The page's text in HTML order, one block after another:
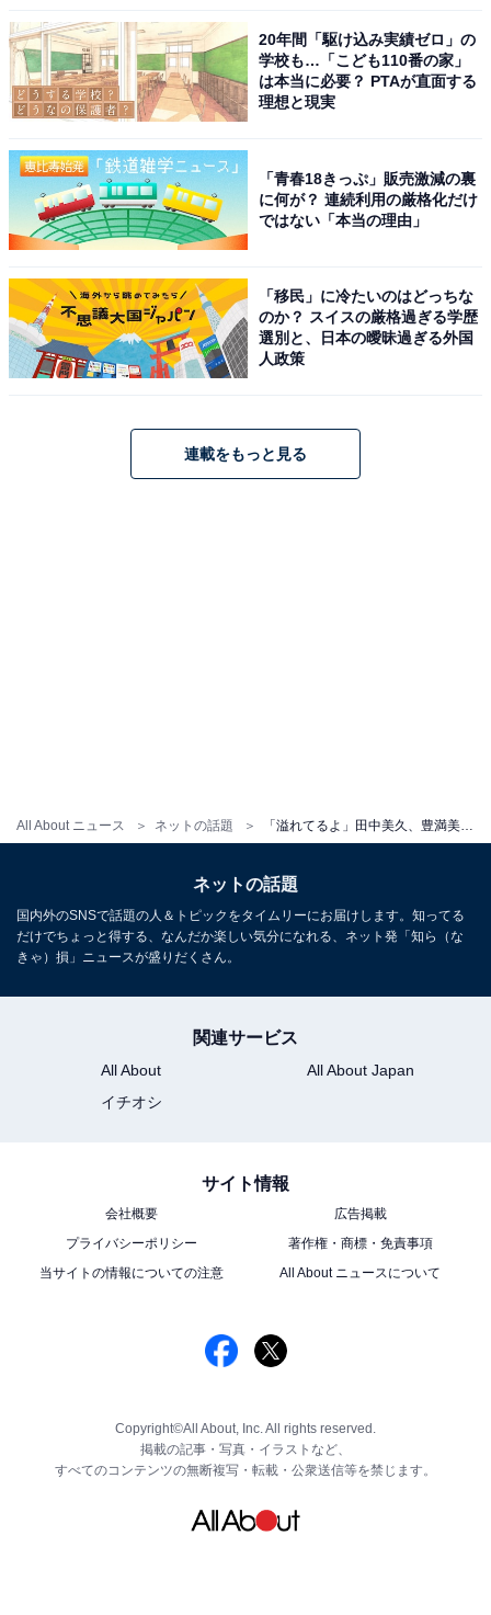
All About ニュース ネットの話題
20年間「駆け込み実績ゼロ」の
学校も…「こども110番の家」
は本当に必要？ PTAが直面する
理想と現実
「青春18きっぷ」販売激減の裏
に何が？ 連続利用の厳格化だけ
ではない「本当の理由」
「移民」に冷たいのはどっちな
のか？ スイスの厳格過ぎる学歴
選別と、日本の曖昧過ぎる外国
人政策
連載をもっと見る
ネットの話題
国内外のSNSで話題の人＆トピックをタイムリーにお届けします。知ってる
だけでちょっと得する、なんだか楽しい気分になれる、ネット発「知ら（な
きゃ）損」ニュースが盛りだくさん。
関連サービス
All About
All About Japan
イチオシ
サイト情報
会社概要
広告掲載
プライバシーポリシー
著作権・商標・免責事項
当サイトの情報についての注意
All About ニュースについて
Copyright©All About, Inc. All rights reserved.
掲載の記事・写真・イラストなど、
すべてのコンテンツの無断複写・転載・公衆送信等を禁じます。